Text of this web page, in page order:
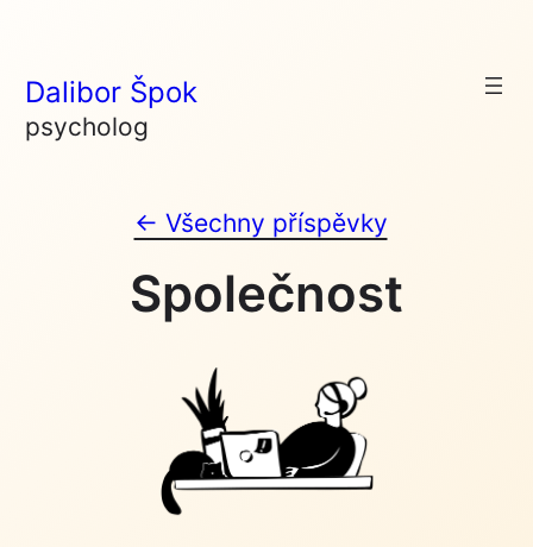
content
Dalibor Špok
psycholog
← Všechny příspěvky
Společnost